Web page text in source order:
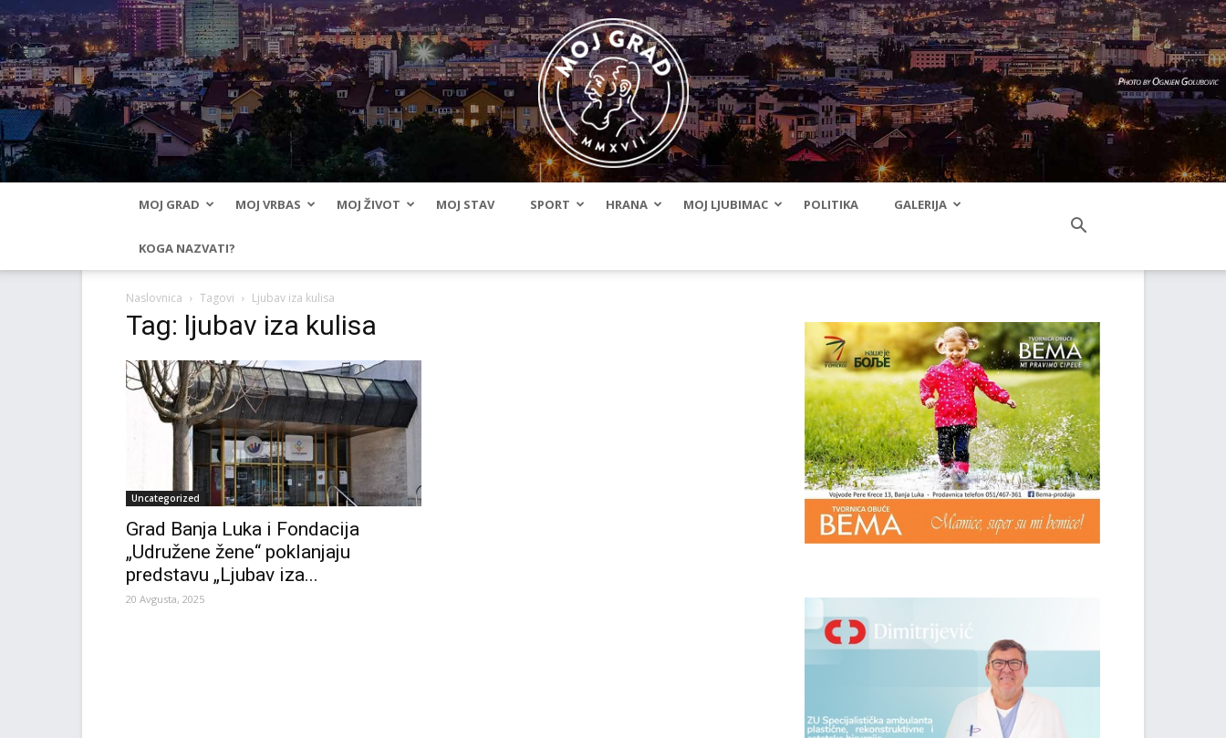
MOJ GRAD MOJ VRBAS MOJ ŽIVOT MOJ STAV SPORT HRANA MOJ LJUBIMAC POLITIKA GALERIJA
KOGA NAZVATI?
Naslovnica Tagovi Ljubav iza kulisa
Tag: ljubav iza kulisa
Uncategorized
Grad Banja Luka i Fondacija
„Udružene žene“ poklanjaju
predstavu „Ljubav iza...
20 Avgusta, 2025